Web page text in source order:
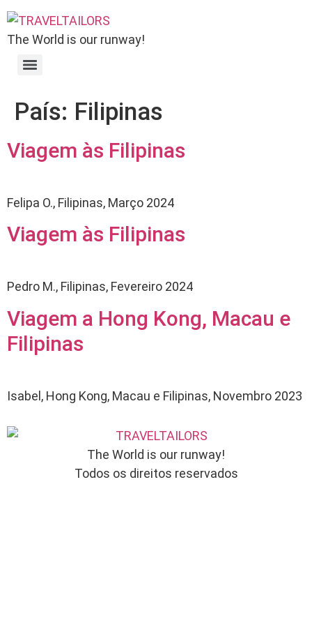
The World is our runway!
País: Filipinas
Viagem às Filipinas
Felipa O., Filipinas, Março 2024
Viagem às Filipinas
Pedro M., Filipinas, Fevereiro 2024
Viagem a Hong Kong, Macau e
Filipinas
Isabel, Hong Kong, Macau e Filipinas, Novembro 2023
The World is our runway!
Todos os direitos reservados